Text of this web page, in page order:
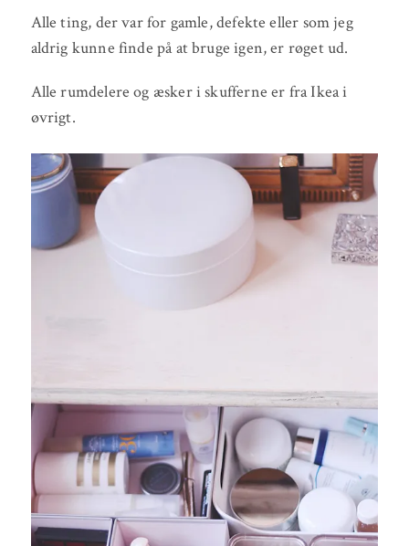
Alle ting, der var for gamle, defekte eller som jeg
aldrig kunne finde på at bruge igen, er røget ud.
Alle rumdelere og æsker i skufferne er fra Ikea i
øvrigt.